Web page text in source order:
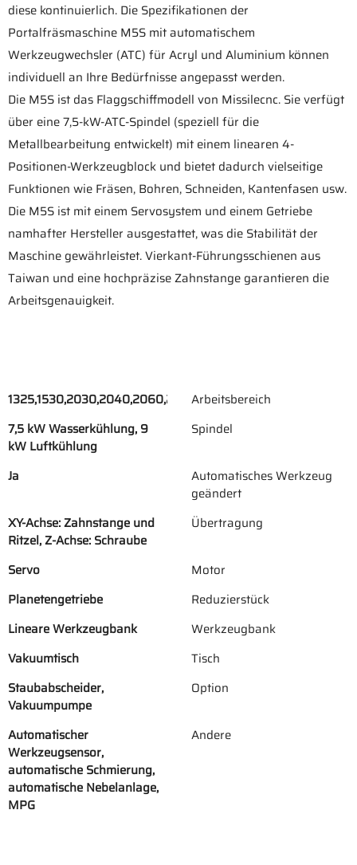
diese kontinuierlich. Die Spezifikationen der
Portalfräsmaschine M5S mit automatischem
Werkzeugwechsler (ATC) für Acryl und Aluminium können
individuell an Ihre Bedürfnisse angepasst werden.
Die M5S ist das Flaggschiffmodell von Missilecnc. Sie verfügt
über eine 7,5-kW-ATC-Spindel (speziell für die
Metallbearbeitung entwickelt) mit einem linearen 4-
Positionen-Werkzeugblock und bietet dadurch vielseitige
Funktionen wie Fräsen, Bohren, Schneiden, Kantenfasen usw.
Die M5S ist mit einem Servosystem und einem Getriebe
namhafter Hersteller ausgestattet, was die Stabilität der
Maschine gewährleistet. Vierkant-Führungsschienen aus
Taiwan und eine hochpräzise Zahnstange garantieren die
Arbeitsgenauigkeit.
1325,1530,2030,2040,2060,2080Arbeitsbereich
7,5 kW Wasserkühlung, 9
kW Luftkühlung
Spindel
Ja
Automatisches Werkzeug
geändert
XY-Achse: Zahnstange und
Ritzel, Z-Achse: Schraube
Übertragung
Servo
Motor
Planetengetriebe
Reduzierstück
Lineare Werkzeugbank
Werkzeugbank
Vakuumtisch
Tisch
Staubabscheider,
Vakuumpumpe
Option
Automatischer
Werkzeugsensor,
automatische Schmierung,
automatische Nebelanlage,
MPG
Andere